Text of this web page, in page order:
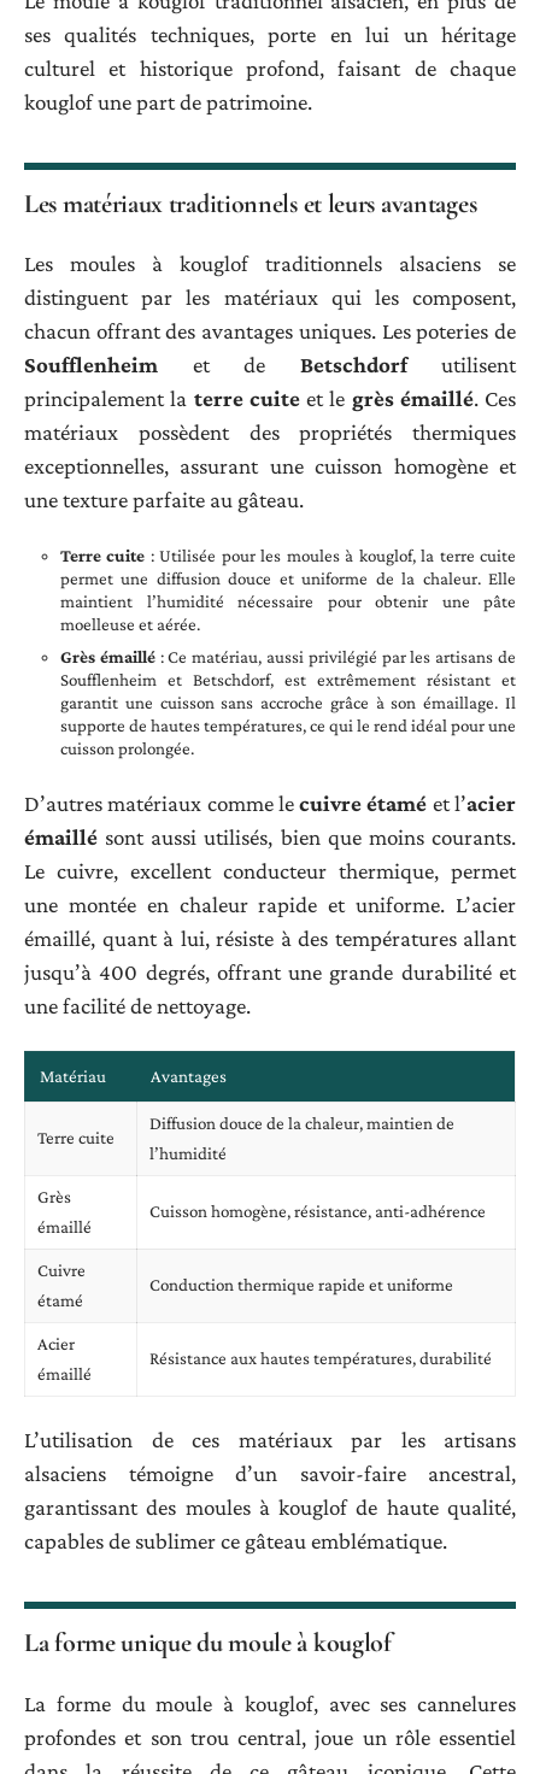
ses qualités techniques, porte en lui un héritage
culturel et historique profond, faisant de chaque
kouglof une part de patrimoine.
Les matériaux traditionnels et leurs avantages
Les moules à kouglof traditionnels alsaciens se
distinguent par les matériaux qui les composent,
chacun offrant des avantages uniques. Les poteries de
Soufflenheim et de Betschdorfutilisent
principalement la terre cuiteet le grès émaillé. Ces
matériaux possèdent des propriétés thermiques
exceptionnelles, assurant une cuisson homogène et
une texture parfaite au gâteau.
Terre cuite : Utilisée pour les moules à kouglof, la terre cuite
permet une diffusion douce et uniforme de la chaleur. Elle
maintient l’humidité nécessaire pour obtenir une pâte
moelleuse et aérée.
Grès émaillé: Ce matériau, aussi privilégié par les artisans de
Soufflenheim et Betschdorf, est extrêmement résistant et
garantit une cuisson sans accroche grâce à son émaillage. Il
supporte de hautes températures, ce qui le rend idéal pour une
cuisson prolongée.
D’autres matériaux comme lecuivre étamé et l’acier
émaillé sont aussi utilisés, bien que moins courants.
Le cuivre, excellent conducteur thermique, permet
une montée en chaleur rapide et uniforme. L’acier
émaillé, quant à lui, résiste à des températures allant
jusqu’à 400 degrés, offrant une grande durabilité et
une facilité de nettoyage.
Matériau Avantages
Terre cuite
Diffusion douce de la chaleur, maintien de
l’humidité
Grès
émaillé
Cuisson homogène, résistance, anti-adhérence
Cuivre
étamé
Conduction thermique rapide et uniforme
Acier
émaillé
Résistance aux hautes températures, durabilité
L’utilisation de ces matériaux par les artisans
alsaciens témoigne d’un savoir-faire ancestral,
garantissant des moules à kouglof de haute qualité,
capables de sublimer ce gâteau emblématique.
La forme unique du moule à kouglof
La forme du moule à kouglof, avec ses cannelures
profondes et son trou central, joue un rôle essentiel